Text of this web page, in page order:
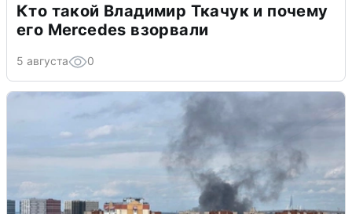
Кто такой Владимир Ткачук и почему
его Mercedes взорвали
5 августа 0